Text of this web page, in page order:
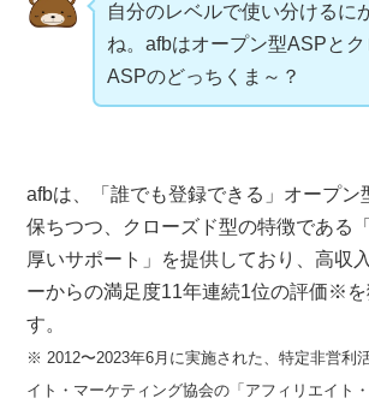
自分のレベルで使い分けるに
ね。afbはオープン型ASPと
ASPのどっちくま～？
afbは、「誰でも登録できる」オープン
保ちつつ、クローズド型の特徴である
厚いサポート」を提供しており、高収
ーからの満足度11年連続1位の評価※を
す。
※ 2012〜2023年6月に実施された、特定非営利
イト・マーケティング協会の「アフィリエイト